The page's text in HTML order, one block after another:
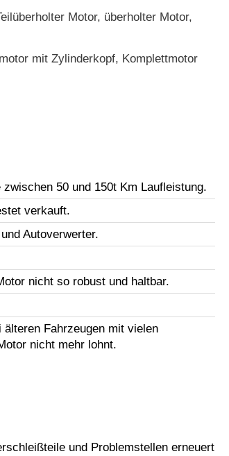
Motor, überholter Motor,
mit Zylinderkopf, Komplettmotor
50 und 150t Km Laufleistung.
verkauft.
Autoverwerter.
nicht so robust und haltbar.
Fahrzeugen mit vielen
nicht mehr lohnt.
und Problemstellen erneuert